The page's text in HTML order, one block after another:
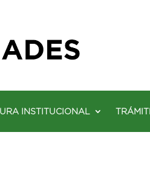
INSTITUCIONAL